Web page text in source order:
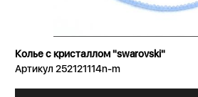
Колье с кристаллом "swarovski"
Артикул 252121114n-m